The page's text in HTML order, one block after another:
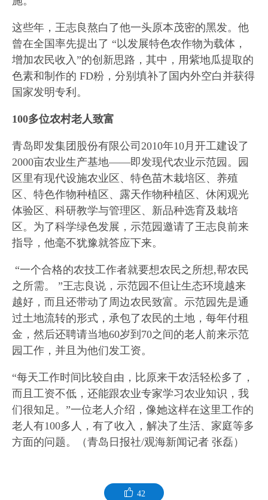
这些年，王志良熬白了他一头原本茂密的黑发。他
曾在全国率先提出了 “以发展特色农作物为载体，
增加农民收入”的创新思路，其中，用紫地瓜提取的
色素和制作的 FD粉，分别填补了国内外空白并获得
国家发明专利。
100多位农村老人致富
青岛即发集团股份有限公司2010年10月开工建设了
2000亩农业生产基地——即发现代农业示范园。园
区里有现代设施农业区、特色苗木栽培区、养殖
区、特色作物种植区、露天作物种植区、休闲观光
体验区、科研教学与管理区、新品种选育及栽培
区。为了科学绿色发展，示范园邀请了王志良前来
指导，他毫不犹豫就答应下来。
“一个合格的农技工作者就要想农民之所想,帮农民
之所需。 ”王志良说，示范园不但让生态环境越来
越好，而且还带动了周边农民致富。示范园先是通
过土地流转的形式，承包了农民的土地，每年付租
金，然后还聘请当地60岁到70之间的老人前来示范
园工作，并且为他们发工资。
“每天工作时间比较自由，比原来干农活轻松多了，
而且工资不低，还能跟农业专家学习农业知识，我
们很知足。”一位老人介绍，像她这样在这里工作的
老人有100多人，有了收入，解决了生活、家庭等多
方面的问题。（青岛日报社/观海新闻记者 张磊）
42